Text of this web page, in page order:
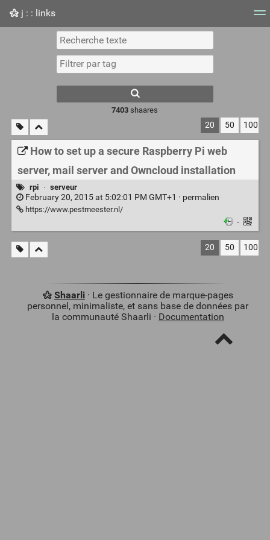
j : : links
Nuage de tags Mur d'images
7403 shaares
20 50 100
How to set up a secure Raspberry Pi web
server, mail server and Owncloud installation
rpi · serveur
February 20, 2015 at 5:02:01 PM GMT+1 · permalien
https://www.pestmeester.nl/
·
20 50 100
Shaarli· Le gestionnaire de marque-pages
personnel, minimaliste, et sans base de données par
la communauté Shaarli · Documentation